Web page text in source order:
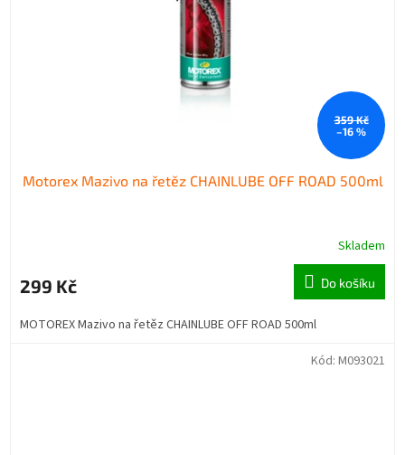
359 Kč
–16 %
Motorex Mazivo na řetěz CHAINLUBE OFF ROAD 500ml
Skladem
299 Kč Do košíku
MOTOREX Mazivo na řetěz CHAINLUBE OFF ROAD 500ml
Kód: M093021